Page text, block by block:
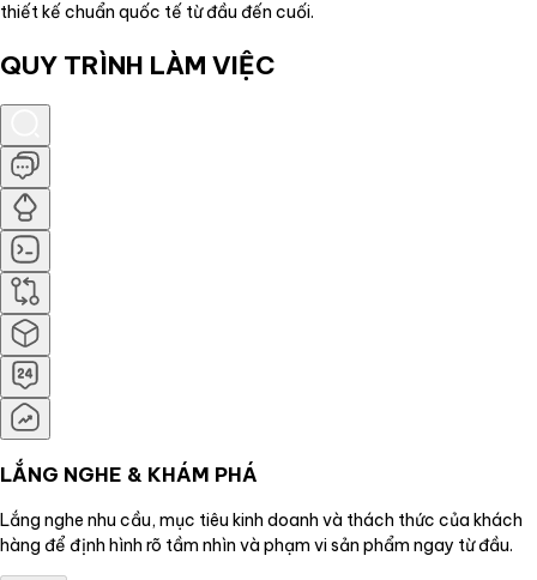
thiết kế chuẩn quốc tế từ đầu đến cuối.
QUY TRÌNH LÀM VIỆC
LẮNG NGHE & KHÁM PHÁ
Lắng nghe nhu cầu, mục tiêu kinh doanh và thách thức của khách
hàng để định hình rõ tầm nhìn và phạm vi sản phẩm ngay từ đầu.